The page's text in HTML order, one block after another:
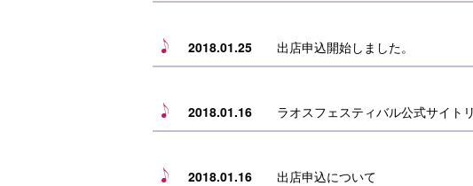
2018.01.25 出店申込開始しました。
2018.01.16 ラオスフェスティバル公式サイト
2018.01.16 出店申込について